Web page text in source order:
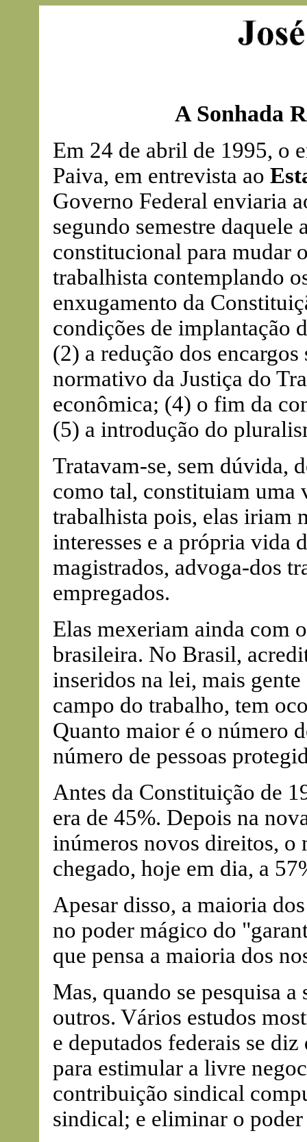
A Sonhada
Em 24 de abril de 1995, o
Paiva, em entrevista ao
Governo Federal enviaria
segundo semestre daquele
constitucional para mudar
trabalhista contemplando
enxugamento da
condições de implantação
(2) a redução dos
normativo da Justiça do
econômica; (4) o fim da
(5) a introdução do
Tratavam-se, sem dúvida,
como tal, constituiam uma
trabalhista pois, elas iriam
interesses e a própria vida
magistrados, advoga-dos
empregados.
Elas mexeriam ainda com
brasileira. No Brasil,
inseridos na lei, mais
campo do trabalho, tem
Quanto maior é o número
número de pessoas
Antes da Constituição de
era de 45%. Depois na
inúmeros novos direitos,
chegado, hoje em dia, a
Apesar disso, a maioria
no poder mágico do
que pensa a maioria dos
Mas, quando se pesquisa
outros. Vários estudos
e deputados federais se
para estimular a livre
contribuição sindical
sindical; e eliminar o